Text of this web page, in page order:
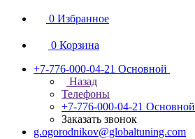
0 Избранное
0 Корзина
+7-776-000-04-21 Основной
Назад
Телефоны
+7-776-000-04-21 Основной
Заказать звонок
g.ogorodnikov@globaltuning.com